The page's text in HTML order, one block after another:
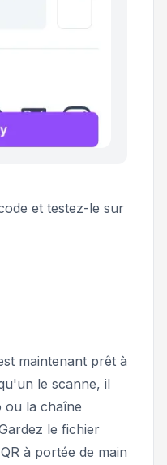
et testez-le sur
maintenant prêt à
le scanne, il
ou la chaîne
le fichier
à portée de main